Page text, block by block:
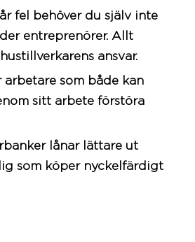
fel behöver du själv inte
entreprenörer. Allt
ansvar.
arbetare som både kan
sitt arbete förstöra
lånar lättare ut
som köper nyckelfärdigt